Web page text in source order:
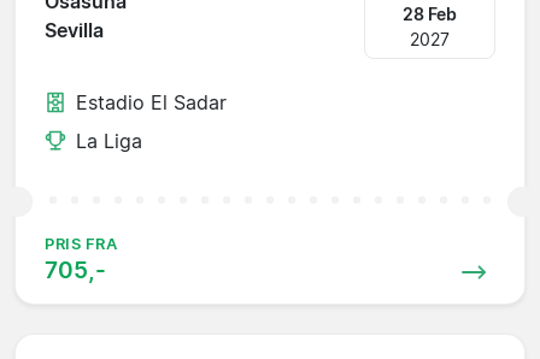
Sevilla
28 Feb
2027
Estadio El Sadar
La Liga
PRIS FRA
705,-